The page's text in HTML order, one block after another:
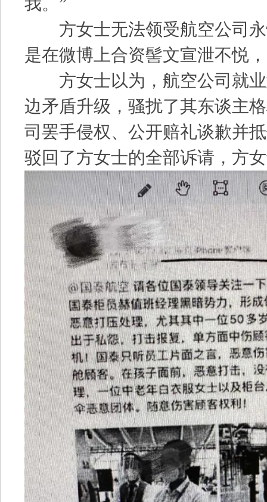
方女士无法领受航空公司永
是在微博上合资髻文宣泄不悦
方女士以为，航空公司就业
边矛盾升级，骚扰了其东谈主
司罢手侵权、公开赔礼谈歉并
驳回了方女士的全部诉请，方